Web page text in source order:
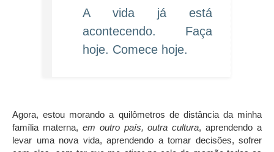
A vida já está
acontecendo. Faça
hoje. Comece hoje.
Agora, estou morando a quilômetros de distância da minha
família materna, em outro país, outra cultura, aprendendo a
levar uma nova vida, aprendendo a tomar decisões, sofrer